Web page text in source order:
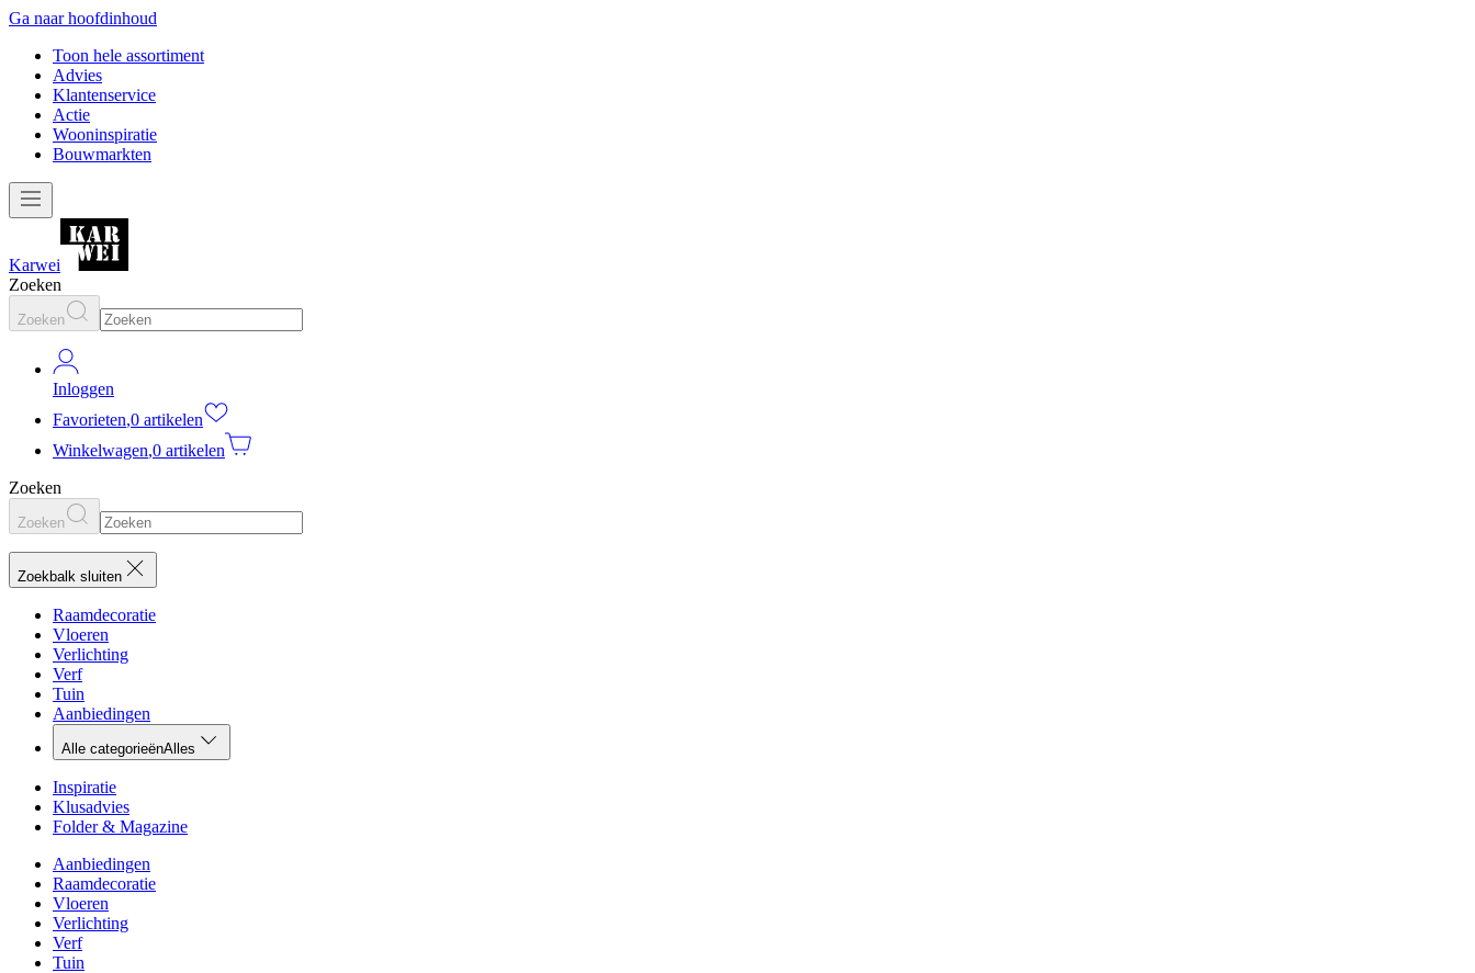
Ga naar hoofdinhoud
Toon hele assortiment
Advies
Klantenservice
Actie
Wooninspiratie
Bouwmarkten
Karwei
Zoeken
Zoeken
Inloggen
Favorieten,0 artikelen
Winkelwagen,0 artikelen
Zoeken
Zoeken
Zoekbalk sluiten
Raamdecoratie
Vloeren
Verlichting
Verf
Tuin
Aanbiedingen
Alle categorieënAlles
Inspiratie
Klusadvies
Folder & Magazine
Aanbiedingen
Raamdecoratie
Vloeren
Verlichting
Verf
Tuin